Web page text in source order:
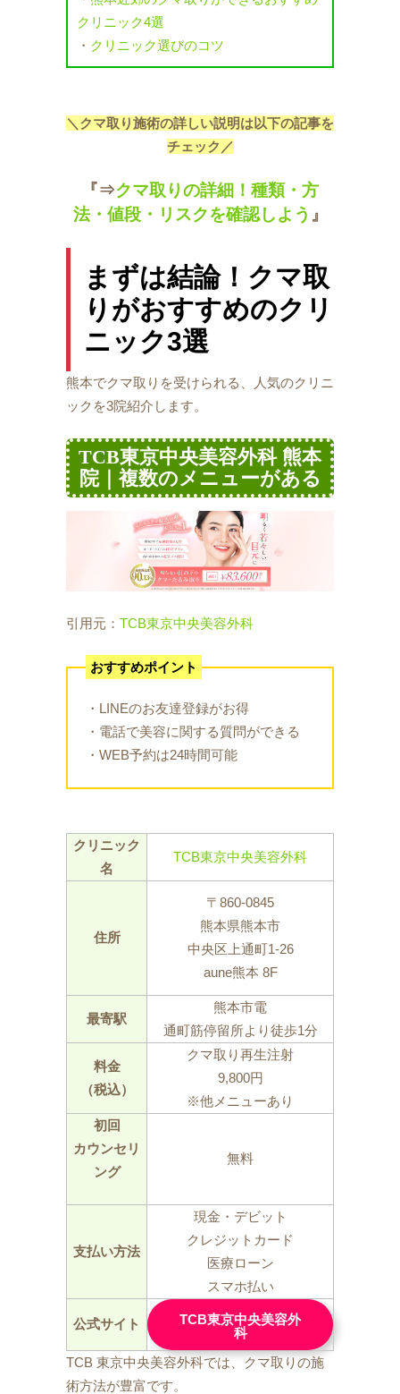
クリニック4選
・ クリニック選びのコツ
＼クマ取り施術の詳しい説明は以下の記事を
チェック／
『⇒クマ取りの詳細！種類・方
法・値段・リスクを確認しよう 』
まずは結論！クマ取
りがおすすめのクリ
ニック3選
熊本でクマ取りを受けられる、人気のクリニ
ックを3院紹介します。
TCB東京中央美容外科 熊本
院｜複数のメニューがある
引用元： TCB東京中央美容外科
おすすめポイント
・LINEのお友達登録がお得
・電話で美容に関する質問ができる
・WEB予約は24時間可能
クリニック
名
TCB東京中央美容外科
住所
〒860-0845
熊本県熊本市
中央区上通町1-26
aune熊本 8F
最寄駅
熊本市電
通町筋停留所より徒歩1分
料金
（税込）
クマ取り再生注射
9,800円
※他メニューあり
初回
カウンセリ
ング
無料
支払い方法
現金・デビット
クレジットカード
医療ローン
スマホ払い
公式サイト
TCB東京中央美容外
科
TCB 東京中央美容外科では、クマ取りの施
術方法が豊富です。